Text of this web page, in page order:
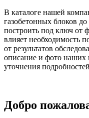
В каталоге нашей
газобетонных блоков
построить под ключ от
влияет необходимость
от результатов
описание и фото наших
уточнения
Добро